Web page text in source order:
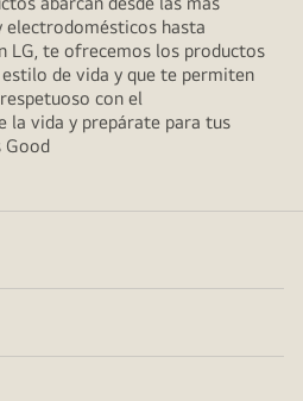
electrodomésticos hasta
LG, te ofrecemos los productos
de vida y que te permiten
con el
la vida y prepárate para tus
Good